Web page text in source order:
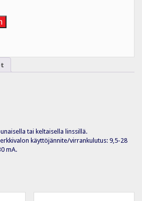
tai keltaisella linssillä.
käyttöjännite/virrankulutus: 9,5-28
mA.